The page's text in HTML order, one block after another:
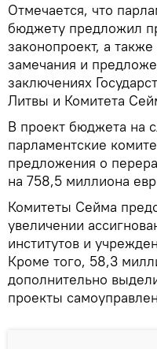
Отмечается, что
бюджету предложил
законопроект, а
замечания и
заключениях
Литвы и Комитета
В проект бюджета на
парламентские
предложения о
на 758,5 миллиона
Комитеты Сейма
увеличении
институтов и
Кроме того, 58,3
дополнительно
проекты